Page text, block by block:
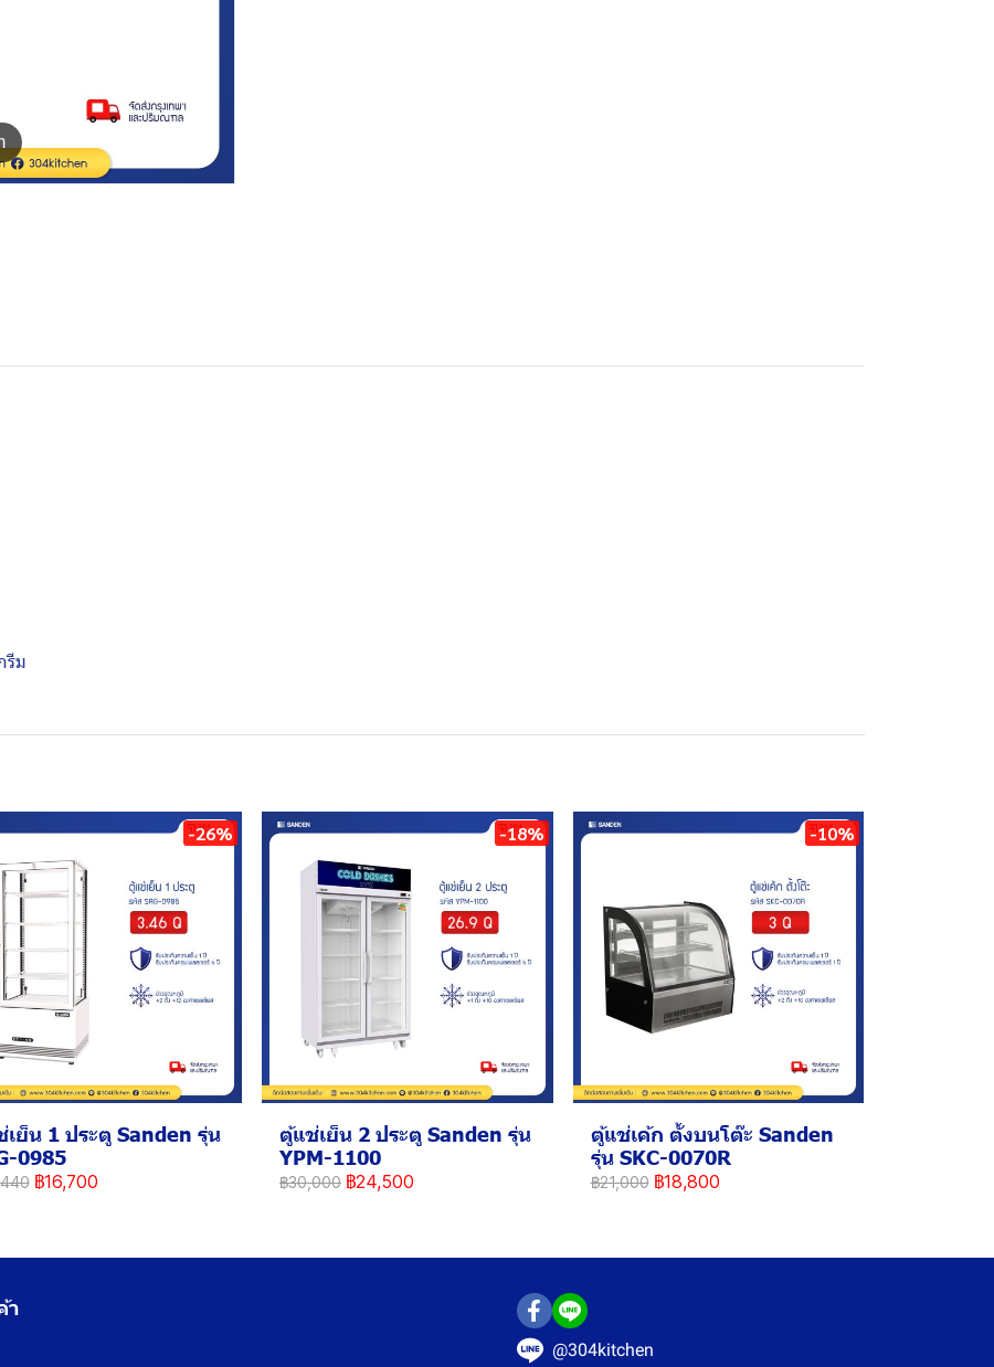
รีม
-26%
ย็น 1 ประตู Sanden รุ่น
0985
฿16,700
-18%
ตู้แช่เย็น 2 ประตู Sanden รุ่น
YPM-1100
฿30,000 ฿24,500
-10%
ตู้แช่เค้ก ตั้งบนโต๊ะ Sanden
รุ่น SKC-0070R
฿21,000 ฿18,800
า
@304kitchen